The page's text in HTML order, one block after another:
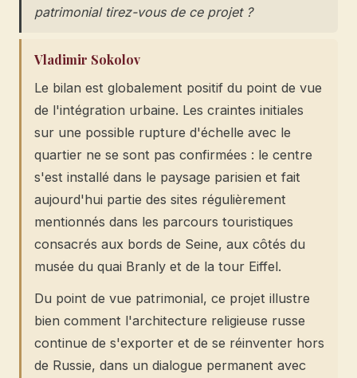
patrimonial tirez-vous de ce projet ?
Vladimir Sokolov
Le bilan est globalement positif du point de vue
de l'intégration urbaine. Les craintes initiales
sur une possible rupture d'échelle avec le
quartier ne se sont pas confirmées : le centre
s'est installé dans le paysage parisien et fait
aujourd'hui partie des sites régulièrement
mentionnés dans les parcours touristiques
consacrés aux bords de Seine, aux côtés du
musée du quai Branly et de la tour Eiffel.
Du point de vue patrimonial, ce projet illustre
bien comment l'architecture religieuse russe
continue de s'exporter et de se réinventer hors
de Russie, dans un dialogue permanent avec